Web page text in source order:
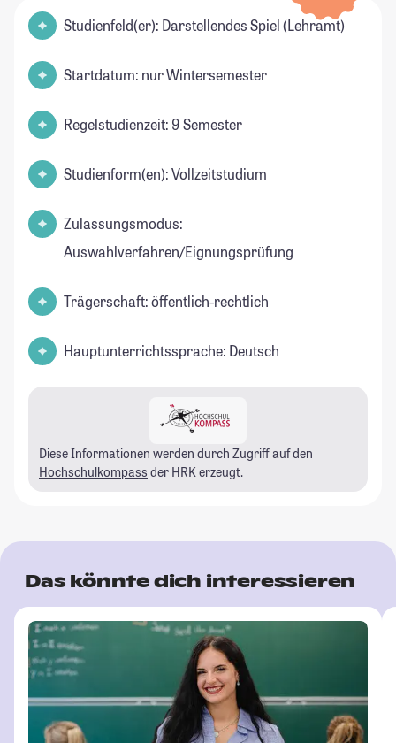
Studienfeld(er): Darstellendes Spiel (Lehramt)
Startdatum: nur Wintersemester
Regelstudienzeit: 9 Semester
Studienform(en): Vollzeitstudium
Zulassungsmodus:
Auswahlverfahren/Eignungsprüfung
Trägerschaft: öffentlich-rechtlich
Hauptunterrichtssprache: Deutsch
Diese Informationen werden durch Zugriff auf den
Hochschulkompass der HRK erzeugt.
Das könnte dich interessieren